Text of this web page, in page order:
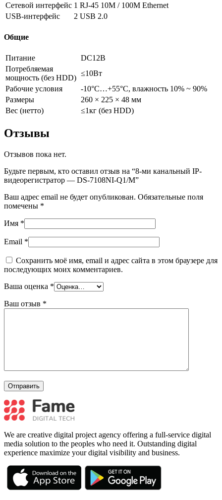
Сетевой интерфейс 1 RJ-45 10M / 100M Ethernet
USB-интерфейс
2 USB 2.0
Общие
Питание
DC12В
Потребляемая
мощность (без HDD)
≤10Вт
Рабочие условия
-10°C…+55°C, влажность 10% ~ 90%
Размеры
260 × 225 × 48 мм
Вес (нетто)
≤1кг (без HDD)
Отзывы
Отзывов пока нет.
Будьте первым, кто оставил отзыв на “8-ми канальный IP-
видеорегистратор — DS-7108NI-Q1/M”
Ваш адрес email не будет опубликован. Обязательные поля
помечены *
Имя *
Email *
Сохранить моё имя, email и адрес сайта в этом браузере для
последующих моих комментариев.
Ваша оценка *
Ваш отзыв *
We are creative digital project agency offering a full-service digital
media solution to the peoples who need it. Outstanding digital
experience maximize your digital visibility and business.